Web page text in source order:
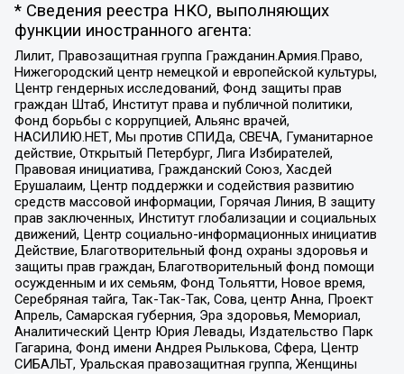
* Сведения реестра НКО, выполняющих
функции иностранного агента:
Лилит, Правозащитная группа Гражданин.Армия.Право,
Нижегородский центр немецкой и европейской культуры,
Центр гендерных исследований, Фонд защиты прав
граждан Штаб, Институт права и публичной политики,
Фонд борьбы с коррупцией, Альянс врачей,
НАСИЛИЮ.НЕТ, Мы против СПИДа, СВЕЧА, Гуманитарное
действие, Открытый Петербург, Лига Избирателей,
Правовая инициатива, Гражданский Союз, Хасдей
Ерушалаим, Центр поддержки и содействия развитию
средств массовой информации, Горячая Линия, В защиту
прав заключенных, Институт глобализации и социальных
движений, Центр социально-информационных инициатив
Действие, Благотворительный фонд охраны здоровья и
защиты прав граждан, Благотворительный фонд помощи
осужденным и их семьям, Фонд Тольятти, Новое время,
Серебряная тайга, Так-Так-Так, Сова, центр Анна, Проект
Апрель, Самарская губерния, Эра здоровья, Мемориал,
Аналитический Центр Юрия Левады, Издательство Парк
Гагарина, Фонд имени Андрея Рылькова, Сфера, Центр
СИБАЛЬТ, Уральская правозащитная группа, Женщины